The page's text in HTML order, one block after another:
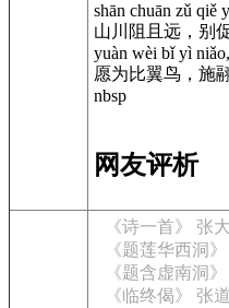
shān chuān zǔ qiě
山川阻且远，别
yuàn wèi bǐ yì
愿为比翼鸟，施
nbsp
网友评析
《诗一首》 张
《题莲华西洞
《题含虚南洞
《临终偈》 张